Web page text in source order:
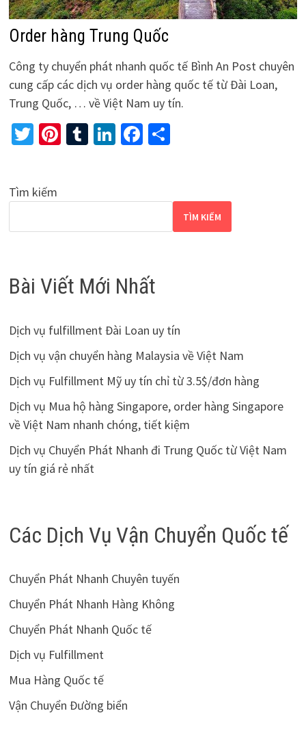
Order hàng Trung Quốc
Công ty chuyển phát nhanh quốc tế Bình An Post chuyên
cung cấp các dịch vụ order hàng quốc tế từ Đài Loan,
Trung Quốc, … về Việt Nam uy tín.
Twitter
Pinterest
Tumblr
LinkedIn
Facebook
Share
Tìm kiếm
TÌM KIẾM
Bài Viết Mới Nhất
Dịch vụ fulfillment Đài Loan uy tín
Dịch vụ vận chuyển hàng Malaysia về Việt Nam
Dịch vụ Fulfillment Mỹ uy tín chỉ từ 3.5$/đơn hàng
Dịch vụ Mua hộ hàng Singapore, order hàng Singapore
về Việt Nam nhanh chóng, tiết kiệm
Dịch vụ Chuyển Phát Nhanh đi Trung Quốc từ Việt Nam
uy tín giá rẻ nhất
Các Dịch Vụ Vận Chuyển Quốc tế
Chuyển Phát Nhanh Chuyên tuyến
Chuyển Phát Nhanh Hàng Không
Chuyển Phát Nhanh Quốc tế
Dịch vụ Fulfillment
Mua Hàng Quốc tế
Vận Chuyển Đường biển